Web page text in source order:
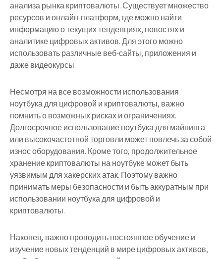
анализа рынка криптовалюты. Существует множество
ресурсов и онлайн-платформ, где можно найти
информацию о текущих тенденциях, новостях и
аналитике цифровых активов. Для этого можно
использовать различные веб-сайты, приложения и
даже видеокурсы.
Несмотря на все возможности использования
ноутбука для цифровой и криптовалюты, важно
помнить о возможных рисках и ограничениях.
Долгосрочное использование ноутбука для майнинга
или высокочастотной торговли может повлечь за собой
износ оборудования. Кроме того, продолжительное
хранение криптовалюты на ноутбуке может быть
уязвимым для хакерских атак. Поэтому важно
принимать меры безопасности и быть аккуратным при
использовании ноутбука для цифровой и
криптовалюты.
Наконец, важно проводить постоянное обучение и
изучение новых тенденций в мире цифровых активов,